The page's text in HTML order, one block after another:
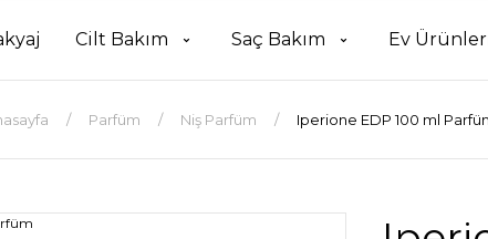
Cilt Bakım Saç Bakım Ev
Parfüm Niş Parfüm Iperione EDP 100 ml